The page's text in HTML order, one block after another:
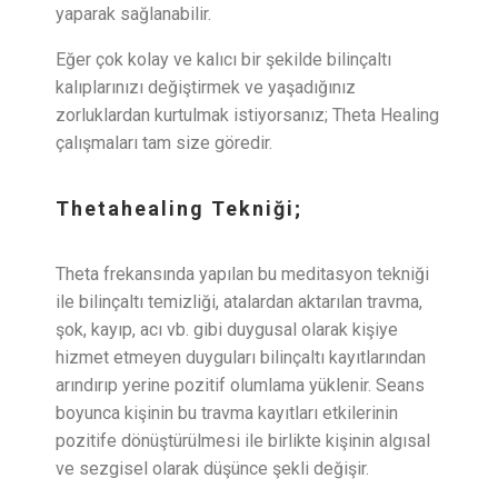
yaparak sağlanabilir.
Eğer çok kolay ve kalıcı bir şekilde bilinçaltı
kalıplarınızı değiştirmek ve yaşadığınız
zorluklardan kurtulmak istiyorsanız; Theta Healing
çalışmaları tam size göredir.
Thetahealing Tekniği;
Theta frekansında yapılan bu meditasyon tekniği
ile bilinçaltı temizliği, atalardan aktarılan travma,
şok, kayıp, acı vb. gibi duygusal olarak kişiye
hizmet etmeyen duyguları bilinçaltı kayıtlarından
arındırıp yerine pozitif olumlama yüklenir. Seans
boyunca kişinin bu travma kayıtları etkilerinin
pozitife dönüştürülmesi ile birlikte kişinin algısal
ve sezgisel olarak düşünce şekli değişir.